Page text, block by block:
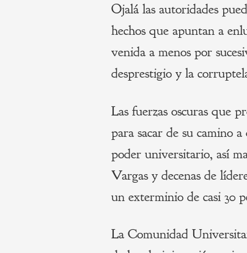
Ojalá las autoridades
hechos que apuntan a
venida a menos por
desprestigio y la
Las fuerzas oscuras que
para sacar de su camino
poder universitario, así
Vargas y decenas de
un exterminio de casi 30
La Comunidad